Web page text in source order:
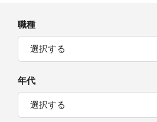
職種
選択する
年代
選択する